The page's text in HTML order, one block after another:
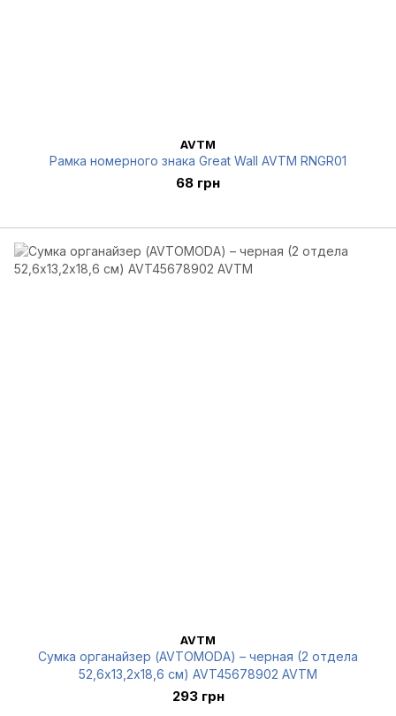
AVTM
Рамка номерного знака Great Wall AVTM RNGR01
68 грн
AVTM
Сумка органайзер (AVTOMODA) – черная (2 отдела
52,6х13,2х18,6 см) AVT45678902 AVTM
293 грн